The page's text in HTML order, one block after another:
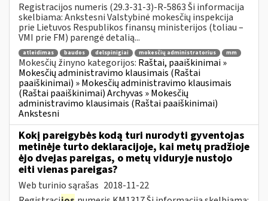
Registracijos numeris (29.3-31-3)-R-5863 Ši informacija
skelbiama: Ankstesni Valstybinė mokesčių inspekcija
prie Lietuvos Respublikos finansų ministerijos (toliau –
VMI prie FM) parengė detalią...
atleidimas baudos delspinigiai mokesčių administratorius mm
Mokesčių žinyno kategorijos: Raštai, paaiškinimai »
Mokesčių administravimo klausimais (Raštai
paaiškinimai) » Mokesčių administravimo klausimais
(Raštai paaiškinimai) Archyvas » Mokesčių
administravimo klausimais (Raštai paaiškinimai)
Ankstesni
Kokį pareigybės kodą turi nurodyti gyventojas
metinėje turto deklaracijoje, kai metų pradžioje
ėjo dvejas pareigas, o metų viduryje nustojo
eiti vienas pareigas?
Web turinio sąrašas 2018-11-22